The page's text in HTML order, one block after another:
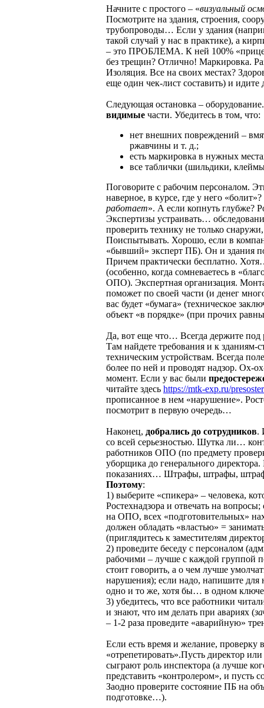
Начните с простого – «визуальный
Посмотрите на здания, строения,
трубопроводы… Если у здания
такой случай у нас в практике), а
– это ПРОБЛЕМА. К ней 100%
без трещин? Отлично! Маркировка.
Изоляция. Все на своих местах?
еще один чек-лист составить) и идите
Следующая остановка –
видимые части. Убедитесь в том, что:
нет внешних повреждений –
ржавчины и т. д.;
есть маркировка в нужных
все таблички (шильдики,
Поговорите с рабочим персоналом.
наверное, в курсе, где у него
работает». А если копнуть глубже?
Экспертизы устраивать…
проверить технику не только
Поиспытывать. Хорошо, если в
«бывший» эксперт ПБ). Он и здания
Причем практически бесплатно.
(особенно, когда сомневаетесь в
ОПО). Экспертная организация.
поможет по своей части (и денег
вас будет «бумага» (техническое
объект «в порядке» (при прочих
Да, вот еще что… Всегда держите
Там найдете требования и к зданиям-
техническим устройствам. Всегда
более по ней и проводят надзор. Ох-
момент. Если у вас были
читайте здесь https://mtk-exp.ru/
прописанное в нем «нарушение».
посмотрит в первую очередь…
Наконец, добрались до сотрудников.
со всей серьезностью. Шутка ли…
работников ОПО (по предмету
уборщика до генерального директора.
показаниях… Штрафы, штрафы,
Поэтому:
1) выберите «спикера» – человека,
Ростехнадзора и отвечать на
на ОПО, всех «подготовительных»
должен обладать «властью» =
(приглядитесь к заместителям
2) проведите беседу с персоналом
рабочими – лучше с каждой группой
стоит говорить, а о чем лучше
нарушения); если надо, напишите для
одно и то же, хотя бы… в одном
3) убедитесь, что все работники
и знают, что им делать при авариях (
– 1-2 раза проведите «аварийную»
Если есть время и желание,
«отрепетировать».Пусть директор
сыграют роль инспектора (а лучше
представить «контролером», и пусть
Заодно проверите состояние ПБ на
подготовке…).